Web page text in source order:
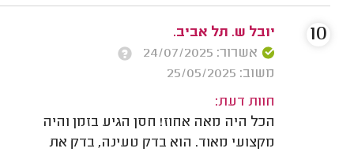
יובל ש. תל אביב.
אשרור: 24/07/2025
משוב: 25/05/2025
חוות דעת:
הכל היה מאה אחוז! חסן הגיע בזמן והיה
מקצועי מאוד. הוא בדק טעינה, בדק את
10